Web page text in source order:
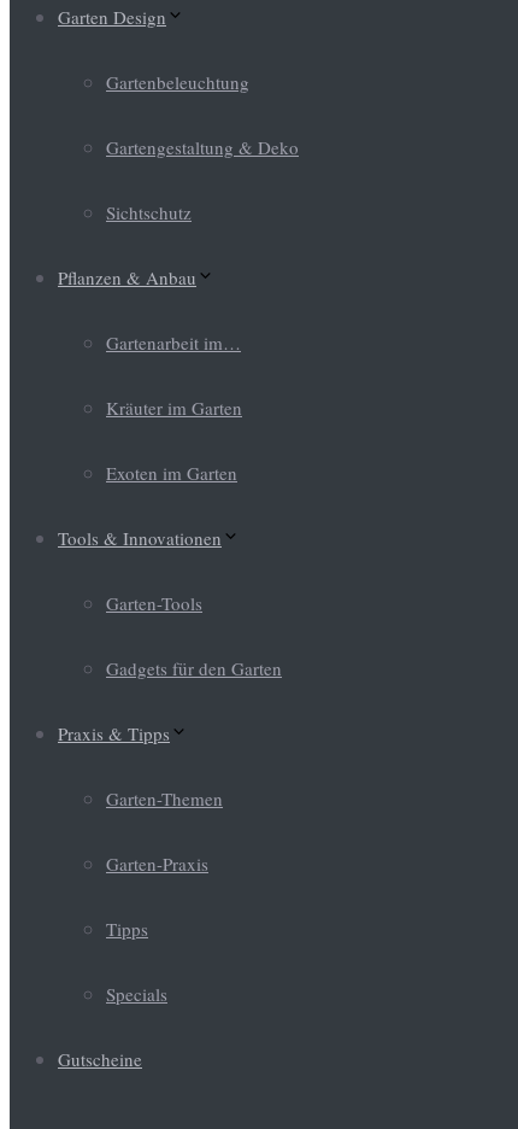
Garten Design
Gartenbeleuchtung
Gartengestaltung & Deko
Sichtschutz
Pflanzen & Anbau
Gartenarbeit im…
Kräuter im Garten
Exoten im Garten
Tools & Innovationen
Garten-Tools
Gadgets für den Garten
Praxis & Tipps
Garten-Themen
Garten-Praxis
Tipps
Specials
Gutscheine